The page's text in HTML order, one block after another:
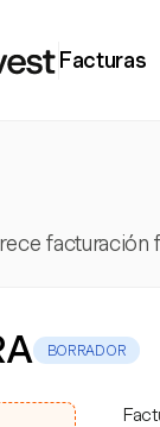
Facturas
facturación
BORRADOR